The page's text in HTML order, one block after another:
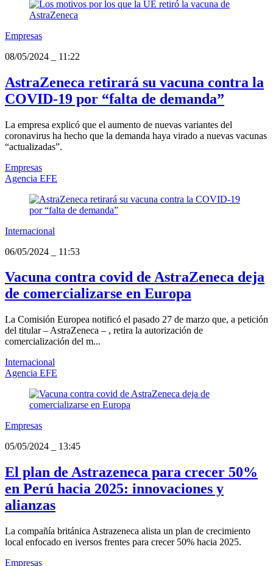
Empresas
08/05/2024
11:22
AstraZeneca retirará su vacuna contra la
COVID-19 por “falta de demanda”
La empresa explicó que el aumento de nuevas variantes del
coronavirus ha hecho que la demanda haya virado a nuevas vacunas
“actualizadas”.
Empresas
Agencia EFE
Internacional
06/05/2024
11:53
Vacuna contra covid de AstraZeneca deja
de comercializarse en Europa
La Comisión Europea notificó el pasado 27 de marzo que, a petición
del titular – AstraZeneca – , retira la autorización de
comercialización del m...
Internacional
Agencia EFE
Empresas
05/05/2024
13:45
El plan de Astrazeneca para crecer 50%
en Perú hacia 2025: innovaciones y
alianzas
La compañía británica Astrazeneca alista un plan de crecimiento
local enfocado en iversos frentes para crecer 50% hacia 2025.
Empresas